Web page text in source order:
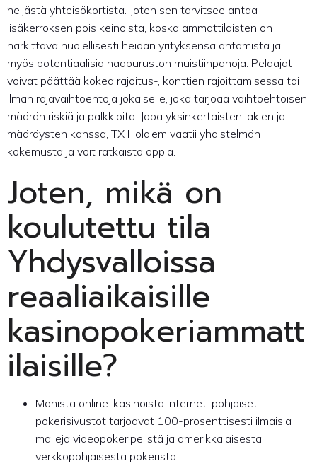
neljästä yhteisökortista. Joten sen tarvitsee antaa
lisäkerroksen pois keinoista, koska ammattilaisten on
harkittava huolellisesti heidän yrityksensä antamista ja
myös potentiaalisia naapuruston muistiinpanoja. Pelaajat
voivat päättää kokea rajoitus-, konttien rajoittamisessa tai
ilman rajavaihtoehtoja jokaiselle, joka tarjoaa vaihtoehtoisen
määrän riskiä ja palkkioita. Jopa yksinkertaisten lakien ja
määräysten kanssa, TX Hold’em vaatii yhdistelmän
kokemusta ja voit ratkaista oppia.
Joten, mikä on
koulutettu tila
Yhdysvalloissa
reaaliaikaisille
kasinopokeriammatt
ilaisille?
Monista online-kasinoista Internet-pohjaiset
pokerisivustot tarjoavat 100-prosenttisesti ilmaisia ​​
malleja videopokeripelistä ja amerikkalaisesta
verkkopohjaisesta pokerista.